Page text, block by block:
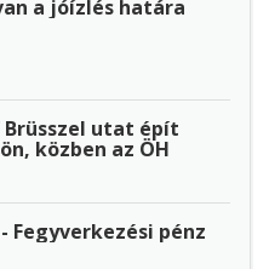
a jóízlés határa
Brüsszel utat épít
közben az ÖH
- Fegyverkezési pénz